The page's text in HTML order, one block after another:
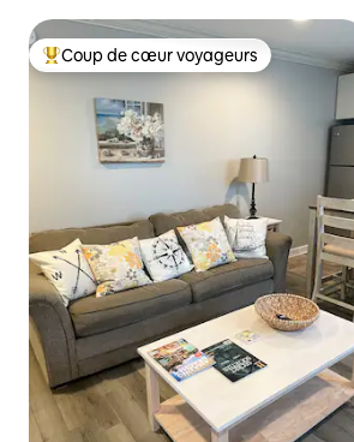
Coups de cœur voyageurs les plus
Coup de cœur voyageurs